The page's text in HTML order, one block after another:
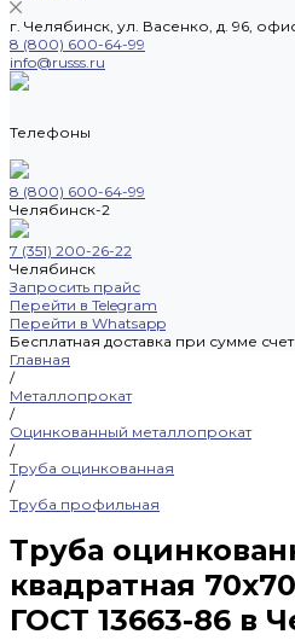
г. Челябинск, ул. Васенко, д. 96,
8 (800) 600-64-99
info@russs.ru
Телефоны
8 (800) 600-64-99
Челябинск-2
7 (351) 200-26-22
Челябинск
Запросить прайс
Перейти в Telegram
Перейти в Whatsapp
Бесплатная доставка при сумме
Главная
/
Металлопрокат
/
Оцинкованный металлопрокат
/
Труба оцинкованная
/
Труба профильная
Труба
квадратная
ГОСТ 13663-86 в